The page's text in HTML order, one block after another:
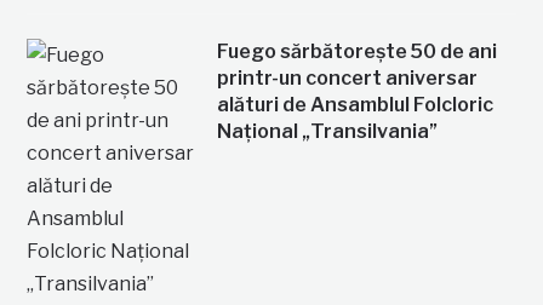
Fuego sărbătorește 50 de ani
printr-un concert aniversar
alături de Ansamblul Folcloric
Național „Transilvania”